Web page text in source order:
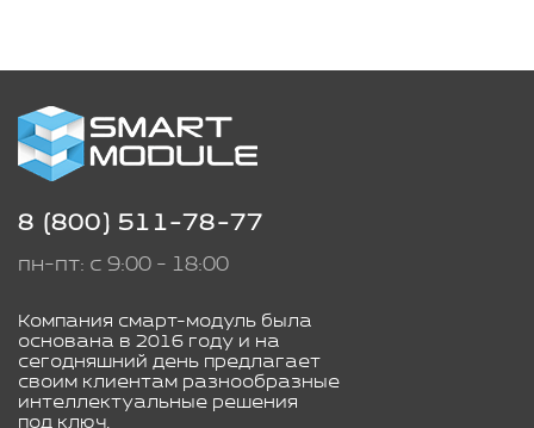
8 (800) 511-78-77
пн-пт: с 9:00 - 18:00
Компания смарт-модуль была
основана в 2016 году и на
сегодняшний день предлагает
своим клиентам разнообразные
интеллектуальные решения
под ключ.